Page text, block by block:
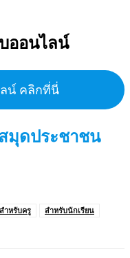
ออนไลน์
น์ คลิกที่นี่
มุดประชาชน
สำหรับครู
สำหรับนักเรียน